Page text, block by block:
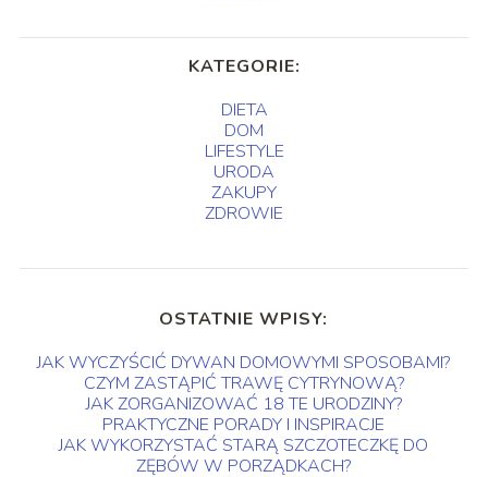
KATEGORIE:
DIETA
DOM
LIFESTYLE
URODA
ZAKUPY
ZDROWIE
OSTATNIE WPISY:
JAK WYCZYŚCIĆ DYWAN DOMOWYMI SPOSOBAMI?
CZYM ZASTĄPIĆ TRAWĘ CYTRYNOWĄ?
JAK ZORGANIZOWAĆ 18 TE URODZINY?
PRAKTYCZNE PORADY I INSPIRACJE
JAK WYKORZYSTAĆ STARĄ SZCZOTECZKĘ DO
ZĘBÓW W PORZĄDKACH?